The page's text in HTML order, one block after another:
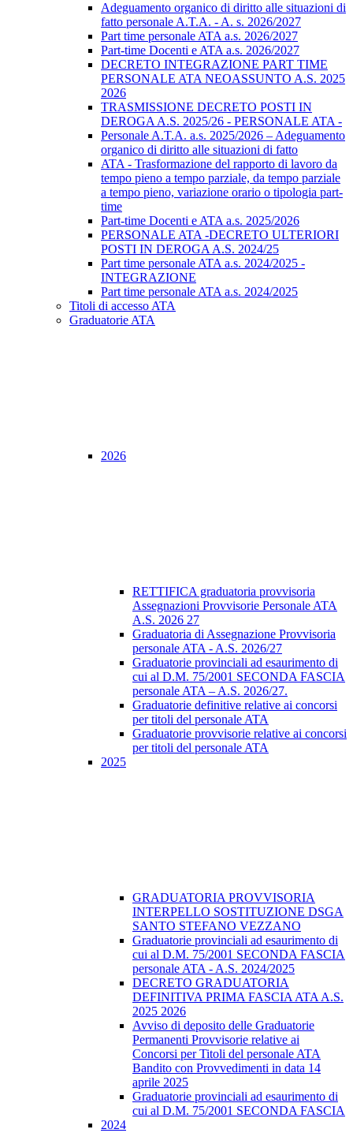
Adeguamento organico di diritto alle situazioni di
fatto personale A.T.A. - A. s. 2026/2027
Part time personale ATA a.s. 2026/2027
Part-time Docenti e ATA a.s. 2026/2027
DECRETO INTEGRAZIONE PART TIME
PERSONALE ATA NEOASSUNTO A.S. 2025
2026
TRASMISSIONE DECRETO POSTI IN
DEROGA A.S. 2025/26 - PERSONALE ATA -
Personale A.T.A. a.s. 2025/2026 – Adeguamento
organico di diritto alle situazioni di fatto
ATA - Trasformazione del rapporto di lavoro da
tempo pieno a tempo parziale, da tempo parziale
a tempo pieno, variazione orario o tipologia part-
time
Part-time Docenti e ATA a.s. 2025/2026
PERSONALE ATA -DECRETO ULTERIORI
POSTI IN DEROGA A.S. 2024/25
Part time personale ATA a.s. 2024/2025 -
INTEGRAZIONE
Part time personale ATA a.s. 2024/2025
Titoli di accesso ATA
Graduatorie ATA
2026
RETTIFICA graduatoria provvisoria
Assegnazioni Provvisorie Personale ATA
A.S. 2026 27
Graduatoria di Assegnazione Provvisoria
personale ATA - A.S. 2026/27
Graduatorie provinciali ad esaurimento di
cui al D.M. 75/2001 SECONDA FASCIA
personale ATA – A.S. 2026/27.
Graduatorie definitive relative ai concorsi
per titoli del personale ATA
Graduatorie provvisorie relative ai concorsi
per titoli del personale ATA
2025
GRADUATORIA PROVVISORIA
INTERPELLO SOSTITUZIONE DSGA
SANTO STEFANO VEZZANO
Graduatorie provinciali ad esaurimento di
cui al D.M. 75/2001 SECONDA FASCIA
personale ATA - A.S. 2024/2025
DECRETO GRADUATORIA
DEFINITIVA PRIMA FASCIA ATA A.S.
2025 2026
Avviso di deposito delle Graduatorie
Permanenti Provvisorie relative ai
Concorsi per Titoli del personale ATA
Bandito con Provvedimenti in data 14
aprile 2025
Graduatorie provinciali ad esaurimento di
cui al D.M. 75/2001 SECONDA FASCIA
2024